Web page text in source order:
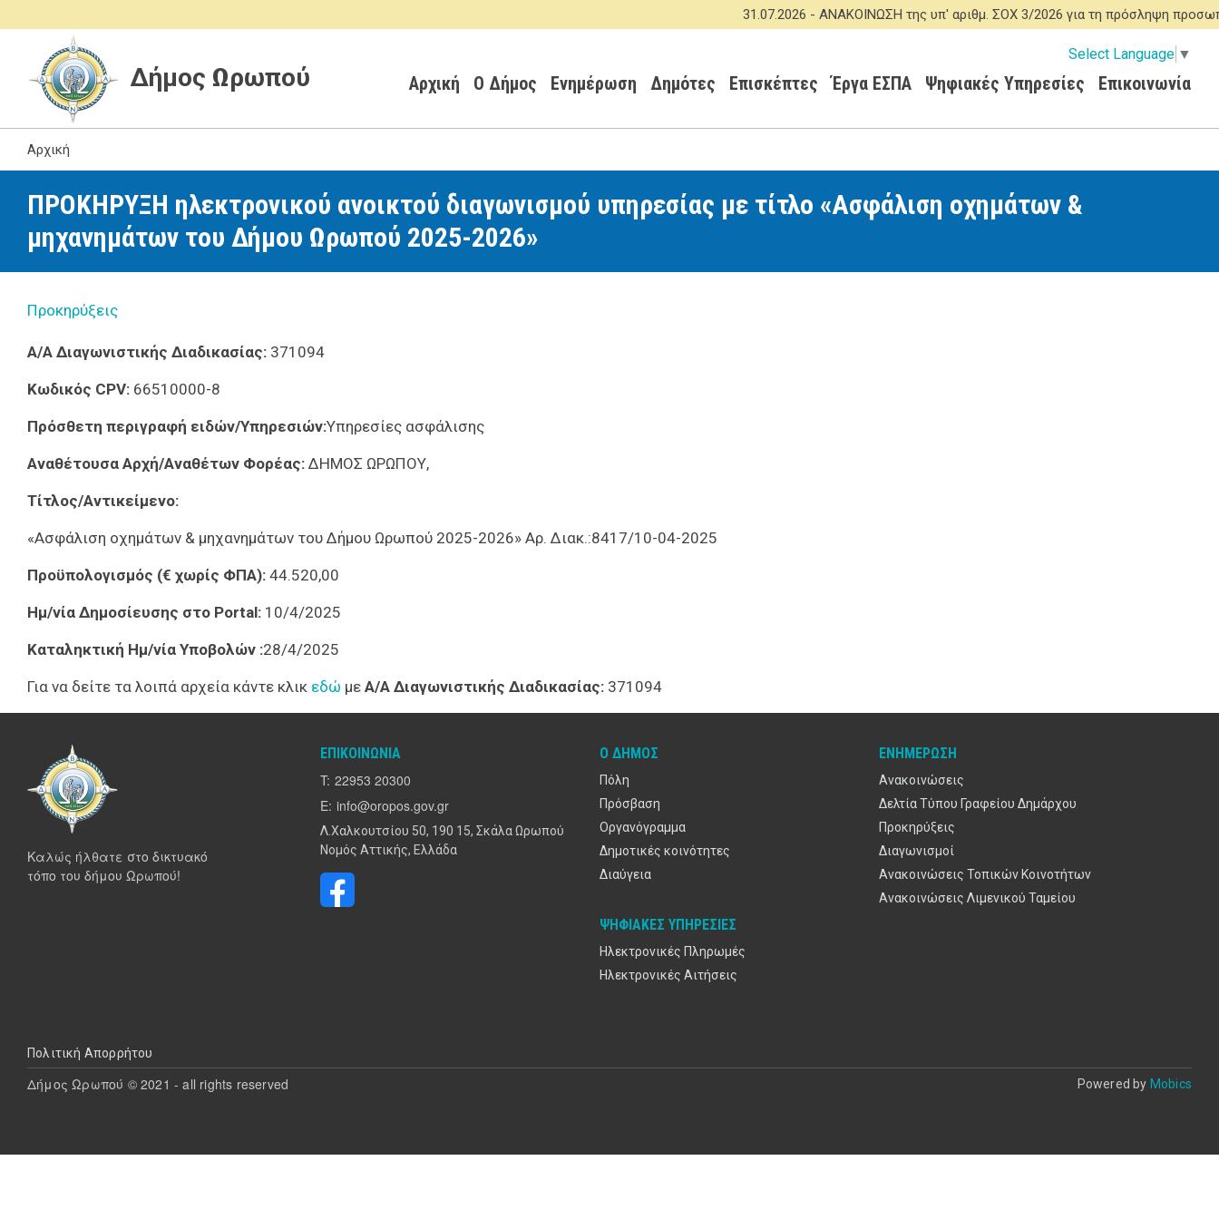
προς
κυρίως
31.07.2026 -ΑΝΑΚΟΙΝΩΣΗ της υπ' αριθμ. ΣΟΧ 3/2026 για τη πρόσληψη
Select Language ▼
Δήμος Ωρωπού Αρχική Ο Δήμος Ενημέρωση Δημότες Επισκέπτες Έργα ΕΣΠΑ Ψηφιακές Υπηρεσίες Επικοινωνία
Αρχική
ΠΡΟΚΗΡΥΞΗ ηλεκτρονικού ανοικτού διαγωνισμού υπηρεσίας με τίτλο «Ασφάλιση οχημάτων &
μηχανημάτων του Δήμου Ωρωπού 2025-2026»
Προκηρύξεις
Α/Α Διαγωνιστικής Διαδικασίας: 371094
Κωδικός CPV: 66510000-8
Πρόσθετη περιγραφή ειδών/Υπηρεσιών:Υπηρεσίες ασφάλισης
Αναθέτουσα Αρχή/Αναθέτων Φορέας: ΔΗΜΟΣ ΩΡΩΠΟΥ,
Τίτλος/Αντικείμενο:
«Ασφάλιση οχημάτων & μηχανημάτων του Δήμου Ωρωπού 2025-2026» Αρ. Διακ.:8417/10-04-2025
Προϋπολογισμός (€ χωρίς ΦΠΑ): 44.520,00
Ημ/νία Δημοσίευσης στο Portal: 10/4/2025
Καταληκτική Ημ/νία Υποβολών :28/4/2025
Για να δείτε τα λοιπά αρχεία κάντε κλικ εδώ με Α/Α Διαγωνιστικής Διαδικασίας: 371094
Καλώς ήλθατε στο δικτυακό
τόπο του δήμου Ωρωπού!
ΕΠΙΚΟΙΝΩΝΊΑ
T: 22953 20300
E: info@oropos.gov.gr
Λ.Χαλκουτσίου 50, 190 15, Σκάλα Ωρωπού
Νομός Αττικής, Ελλάδα
Ο ΔΉΜΟΣ
Πόλη
Πρόσβαση
Οργανόγραμμα
Δημοτικές κοινότητες
Διαύγεια
ΨΗΦΙΑΚΈΣ ΥΠΗΡΕΣΊΕΣ
Ηλεκτρονικές Πληρωμές
Ηλεκτρονικές Αιτήσεις
ΕΝΗΜΈΡΩΣΗ
Ανακοινώσεις
Δελτία Τύπου Γραφείου Δημάρχου
Προκηρύξεις
Διαγωνισμοί
Ανακοινώσεις Τοπικών Κοινοτήτων
Ανακοινώσεις Λιμενικού Ταμείου
Υποσέλιδο
Πολιτική Απορρήτου
Δήμος Ωρωπού © 2021 - all rights reserved Powered by Mobics